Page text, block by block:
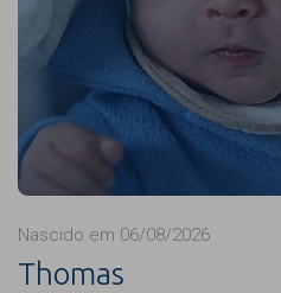
Nascido em 06/08/2026
Thomas